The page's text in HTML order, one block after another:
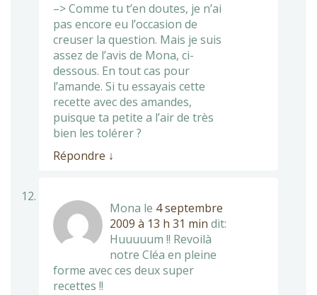
–> Comme tu t’en doutes, je n’ai
pas encore eu l’occasion de
creuser la question. Mais je suis
assez de l’avis de Mona, ci-
dessous. En tout cas pour
l’amande. Si tu essayais cette
recette avec des amandes,
puisque ta petite a l’air de très
bien les tolérer ?
Répondre ↓
Mona le 4 septembre
2009 à 13 h 31 min dit:
Huuuuum !! Revoilà
notre Cléa en pleine
forme avec ces deux super
recettes !!